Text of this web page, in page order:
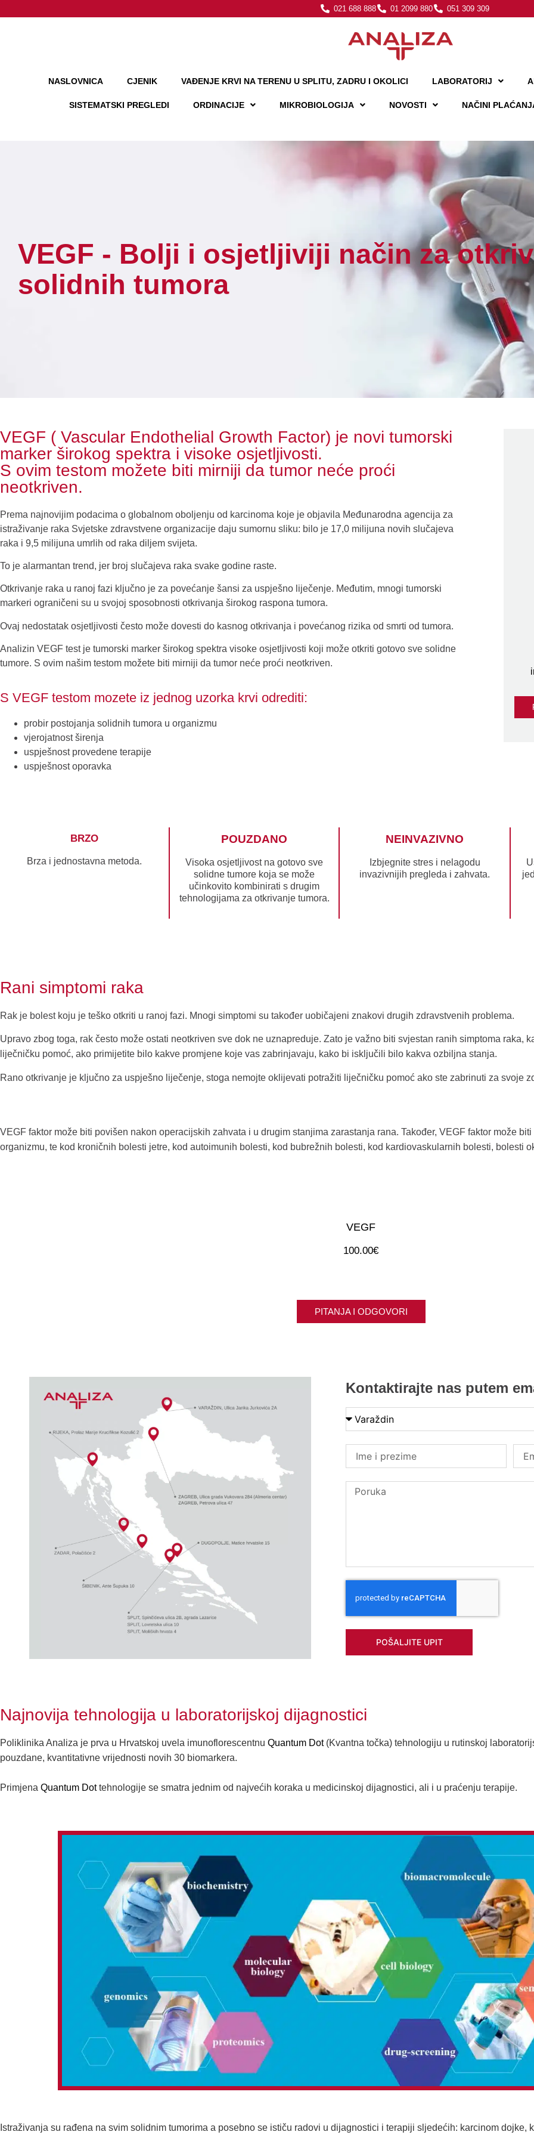
021 688 888 01 2099 880 051 309 309
NASLOVNICA CJENIK VAĐENJE KRVI NA TERENU U SPLITU, ZADRU I OKOLICI LABORATORIJ
SISTEMATSKI PREGLEDI ORDINACIJE MIKROBIOLOGIJA NOVOSTI NAČINI
VEGF - Bolji i osjetljiviji način za
solidnih tumora
VEGF ( Vascular Endothelial Growth Factor) je novi tumorski
marker širokog spektra i visoke osjetljivosti.
S ovim testom možete biti mirniji da tumor neće proći
neotkriven.
Prema najnovijim podacima o globalnom oboljenju od karcinoma koje je objavila Međunarodna agencija za
istraživanje raka Svjetske zdravstvene organizacije daju sumornu sliku: bilo je 17,0 milijuna novih slučajeva
raka i 9,5 milijuna umrlih od raka diljem svijeta.
To je alarmantan trend, jer broj slučajeva raka svake godine raste.
Otkrivanje raka u ranoj fazi ključno je za povećanje šansi za uspješno liječenje. Međutim, mnogi tumorski
markeri ograničeni su u svojoj sposobnosti otkrivanja širokog raspona tumora.
Ovaj nedostatak osjetljivosti često može dovesti do kasnog otkrivanja i povećanog rizika od smrti od tumora.
Analizin VEGF test je tumorski marker širokog spektra visoke osjetljivosti koji može otkriti gotovo sve solidne
tumore. S ovim našim testom možete biti mirniji da tumor neće proći neotkriven.
S VEGF testom mozete iz jednog uzorka krvi odrediti:
probir postojanja solidnih tumora u organizmu
vjerojatnost širenja
uspješnost provedene terapije
uspješnost oporavka
BRZO
Brza i jednostavna metoda.
POUZDANO
Visoka osjetljivost na gotovo sve
solidne tumore koja se može
učinkovito kombinirati s drugim
tehnologijama za otkrivanje tumora.
NEINVAZIVNO
Izbjegnite stres i nelagodu
invazivnijih pregleda i zahvata.
Rani simptomi raka
Rak je bolest koju je teško otkriti u ranoj fazi. Mnogi simptomi su također uobičajeni znakovi drugih zdravstvenih problema.
Upravo zbog toga, rak često može ostati neotkriven sve dok ne uznapreduje. Zato je važno biti svjestan ranih simptoma raka,
liječničku pomoć, ako primijetite bilo kakve promjene koje vas zabrinjavaju, kako bi isključili bilo kakva ozbiljna stanja.
Rano otkrivanje je ključno za uspješno liječenje, stoga nemojte oklijevati potražiti liječničku pomoć ako ste zabrinuti za svoje
VEGF faktor može biti povišen nakon operacijskih zahvata i u drugim stanjima zarastanja rana. Također, VEGF faktor može
organizmu, te kod kroničnih bolesti jetre, kod autoimunih bolesti, kod bubrežnih bolesti, kod kardiovaskularnih bolesti, bolesti
VEGF
100.00€
PITANJA I ODGOVORI
Kontaktirajte nas putem
POŠALJITE UPIT
Najnovija tehnologija u laboratorijskoj dijagnostici
Poliklinika Analiza je prva u Hrvatskoj uvela imunoflorescentnu Quantum Dot(Kvantna točka) tehnologiju u rutinskoj
pouzdane, kvantitativne vrijednosti novih 30 biomarkera.
Primjena Quantum Dottehnologije se smatra jednim od najvećih koraka u medicinskoj dijagnostici, ali i u praćenju terapije.
Istraživanja su rađena na svim solidnim tumorima a posebno se ističu radovi u dijagnostici i terapiji sljedećih: karcinom dojke,